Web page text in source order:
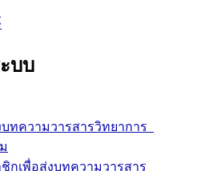
บบ
ทความวารสารวิทยาการ
กเพื่อส่งบทความวารสาร